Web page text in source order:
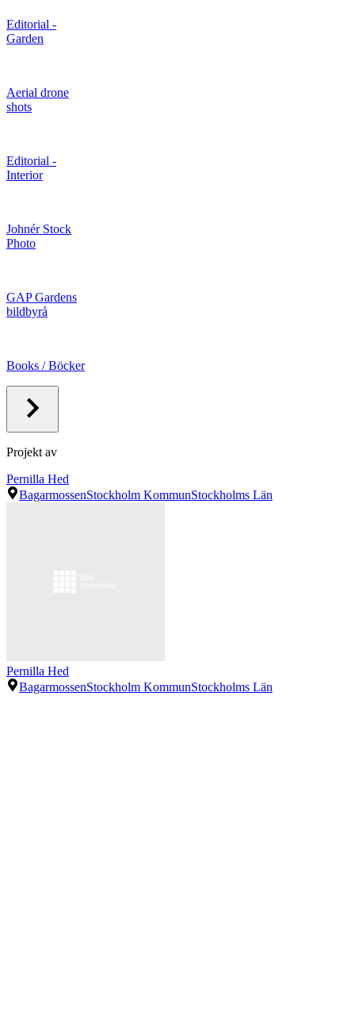
Editorial -
Garden
Aerial drone
shots
Editorial -
Interior
Johnér Stock
Photo
GAP Gardens
bildbyrå
Books / Böcker
Projekt av
Pernilla Hed
BagarmossenStockholm KommunStockholms Län
Pernilla Hed
BagarmossenStockholm KommunStockholms Län